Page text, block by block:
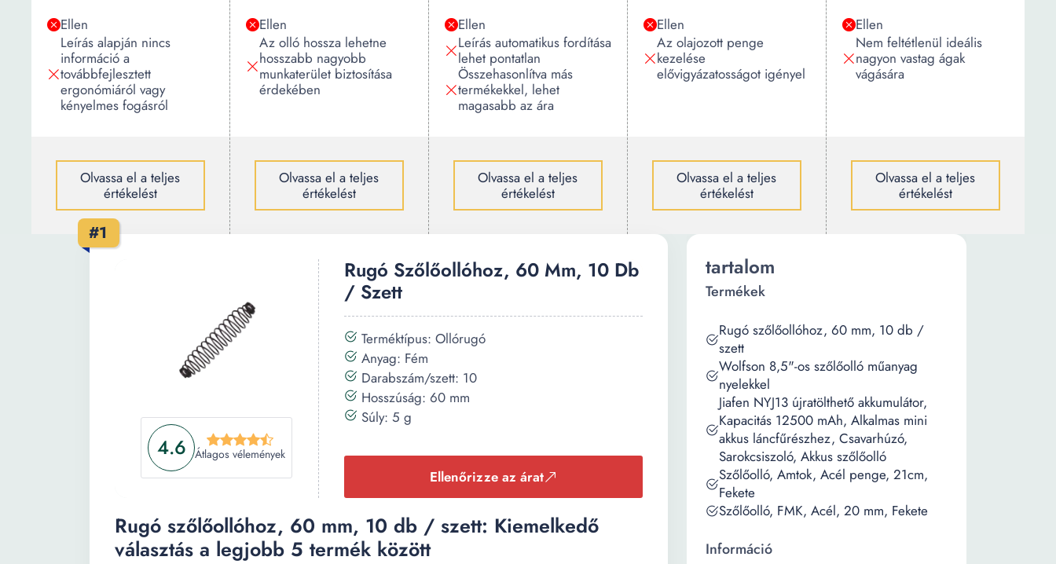
Ellen
Leírás alapján nincs
információ a
továbbfejlesztett
ergonómiáról vagy
kényelmes fogásról
Olvassa el a teljes
értékelést
Ellen
Az olló hossza lehetne
hosszabb nagyobb
munkaterület biztosítása
érdekében
Olvassa el a teljes
értékelést
Ellen
Leírás automatikus fordítása
lehet pontatlan
Összehasonlítva más
termékekkel, lehet
magasabb az ára
Olvassa el a teljes
értékelést
Ellen
Az olajozott penge
kezelése
elővigyázatosságot igényel
Olvassa el a teljes
értékelést
Ellen
Nem feltétlenül ideális
nagyon vastag ágak
vágására
Olvassa el a teljes
értékelést
#1
4.6 Átlagos vélemények
Rugó Szőlőollóhoz, 60 Mm, 10 Db
/ Szett
Terméktípus: Ollórugó
Anyag: Fém
Darabszám/szett: 10
Hosszúság: 60 mm
Súly: 5 g
Ellenőrizze az árat
Rugó szőlőollóhoz, 60 mm, 10 db / szett: Kiemelkedő
választás a legjobb 5 termék között
tartalom
Termékek
Rugó szőlőollóhoz, 60 mm, 10 db /
szett
Wolfson 8,5"-os szőlőolló műanyag
nyelekkel
Jiafen NYJ13 újratölthető akkumulátor,
Kapacitás 12500 mAh, Alkalmas mini
akkus láncfűrészhez, Csavarhúzó,
Sarokcsiszoló, Akkus szőlőolló
Szőlőolló, Amtok, Acél penge, 21cm,
Fekete
Szőlőolló, FMK, Acél, 20 mm, Fekete
Információ